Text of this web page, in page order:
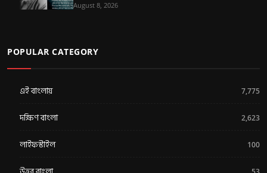
August 8, 2026
POPULAR CATEGORY
এই বাংলায় 7,775
দক্ষিণ বাংলা 2,623
লাইফস্টাইল 100